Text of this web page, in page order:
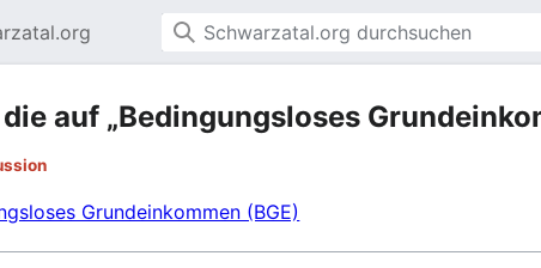
auf „Bedingungsloses
Grundeinkommen (BGE)